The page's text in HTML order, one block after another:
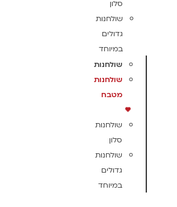
סלון
שולחנות
גדולים
במיוחד
שולחנות
שולחנות
מטבח
שולחנות
סלון
שולחנות
גדולים
במיוחד